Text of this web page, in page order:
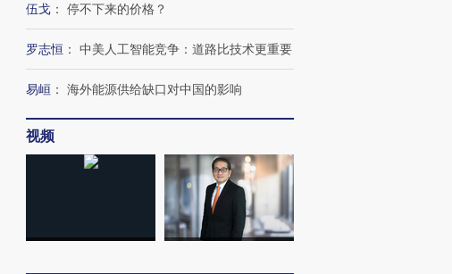
伍戈 ： 停不下来的价格？
罗志恒 ： 中美人工智能竞争：道路比技术更重要
易峘 ： 海外能源供给缺口对中国的影响
视频